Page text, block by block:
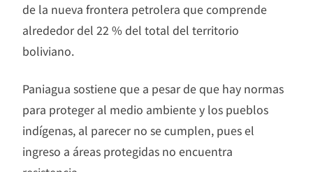
de la nueva frontera petrolera que comprende
alrededor del 22 % del total del territorio
boliviano.
Paniagua sostiene que a pesar de que hay normas
para proteger al medio ambiente y los pueblos
indígenas, al parecer no se cumplen, pues el
ingreso a áreas protegidas no encuentra